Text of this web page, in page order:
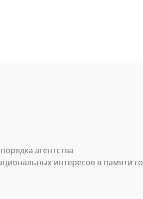
агентства
интересов в памяти